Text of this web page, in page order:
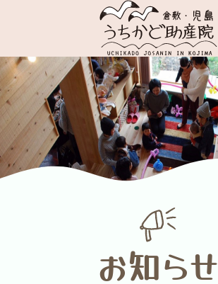
お知らせ